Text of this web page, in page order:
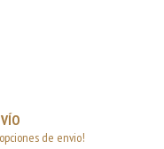
de envio!